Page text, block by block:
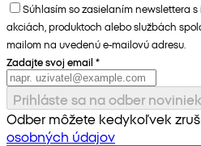
Súhlasím so zasielaním newslettera
akciách, produktoch alebo službách
mailom na uvedenú e-mailovú adresu.
Zadajte svoj email *
Prihláste sa na odber noviniek
Odber môžete kedykoľvek
osobných údajov